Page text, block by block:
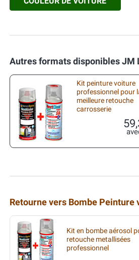
Autres formats disponibles JM
Kit peinture voiture
professionnel pour
meilleure retouche
carrosserie
Retourne vers Bombe
Kit en bombe aérosol
retouche metallisées
professionnel